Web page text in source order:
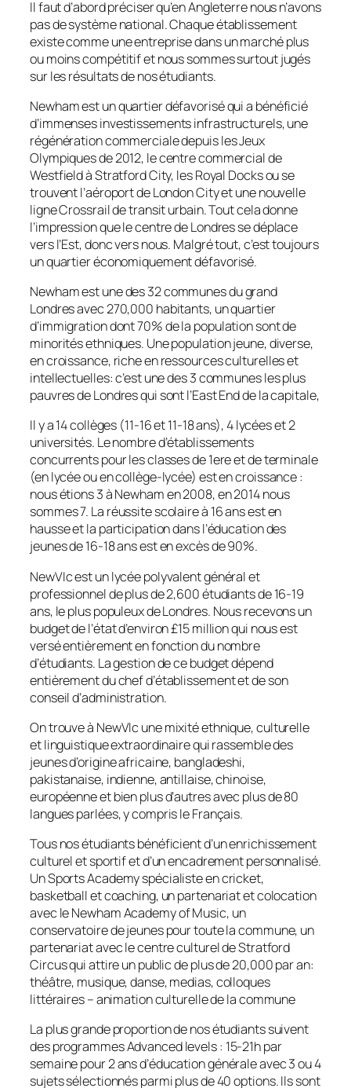
Il faut d’abord préciser qu’en Angleterre nous n’avons
pas de système national. Chaque établissement
existe comme une entreprise dans un marché plus
ou moins compétitif et nous sommes surtout jugés
sur les résultats de nos étudiants.
Newham est un quartier défavorisé qui a bénéficié
d’immenses investissements infrastructurels, une
régénération commerciale depuis les Jeux
Olympiques de 2012, le centre commercial de
Westfield à Stratford City, les Royal Docks ou se
trouvent l’aéroport de London City et une nouvelle
ligne Crossrail de transit urbain. Tout cela donne
l’impression que le centre de Londres se déplace
vers l’Est, donc vers nous. Malgré tout, c’est toujours
un quartier économiquement défavorisé.
Newham est une des 32 communes du grand
Londres avec 270,000 habitants, un quartier
d’immigration dont 70% de la population sont de
minorités ethniques. Une population jeune, diverse,
en croissance, riche en ressources culturelles et
intellectuelles: c’est une des 3 communes les plus
pauvres de Londres qui sont l’East End de la capitale,
Il y a 14 collèges (11-16 et 11-18 ans), 4 lycées et 2
universités. Le nombre d’établissements
concurrents pour les classes de 1ere et de terminale
(en lycée ou en collège-lycée) est en croissance :
nous étions 3 à Newham en 2008, en 2014 nous
sommes 7. La réussite scolaire à 16 ans est en
hausse et la participation dans l’éducation des
jeunes de 16-18 ans est en excès de 90%.
NewVIc est un lycée polyvalent général et
professionnel de plus de 2,600 étudiants de 16-19
ans, le plus populeux de Londres. Nous recevons un
budget de l’état d’environ £15 million qui nous est
versé entièrement en fonction du nombre
d’étudiants. La gestion de ce budget dépend
entièrement du chef d’établissement et de son
conseil d’administration.
On trouve à NewVIc une mixité ethnique, culturelle
et linguistique extraordinaire qui rassemble des
jeunes d’origine africaine, bangladeshi,
pakistanaise, indienne, antillaise, chinoise,
européenne et bien plus d’autres avec plus de 80
langues parlées, y compris le Français.
Tous nos étudiants bénéficient d’un enrichissement
culturel et sportif et d’un encadrement personnalisé.
Un Sports Academy spécialiste en cricket,
basketball et coaching, un partenariat et colocation
avec le Newham Academy of Music, un
conservatoire de jeunes pour toute la commune, un
partenariat avec le centre culturel de Stratford
Circus qui attire un public de plus de 20,000 par an:
théâtre, musique, danse, medias, colloques
littéraires – animation culturelle de la commune
La plus grande proportion de nos étudiants suivent
des programmes Advanced levels : 15-21h par
semaine pour 2 ans d’éducation générale avec 3 ou 4
sujets sélectionnés parmi plus de 40 options. Ils sont